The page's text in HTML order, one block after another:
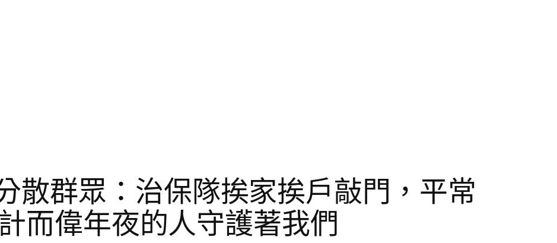
散群眾：治保隊挨家挨戶敲門，平常
而偉年夜的人守護著我們